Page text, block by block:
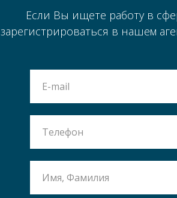
Если Вы ищете работу в
зарегистрироваться в нашем